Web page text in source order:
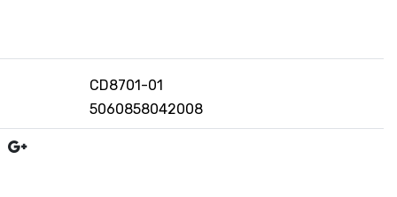
CD8701-01
5060858042008